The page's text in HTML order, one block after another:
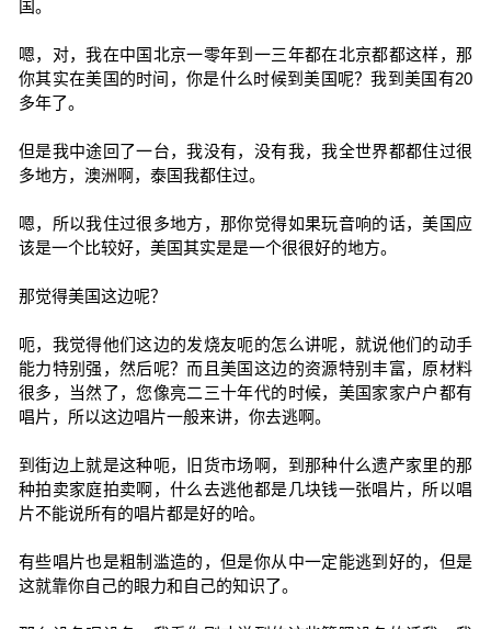
国。
嗯，对，我在中国北京一零年到一三年都在北京都都这样，那
你其实在美国的时间，你是什么时候到美国呢？我到美国有20
多年了。
但是我中途回了一台，我没有，没有我，我全世界都都住过很
多地方，澳洲啊，泰国我都住过。
嗯，所以我住过很多地方，那你觉得如果玩音响的话，美国应
该是一个比较好，美国其实是是一个很很好的地方。
那觉得美国这边呢？
呃，我觉得他们这边的发烧友呃的怎么讲呢，就说他们的动手
能力特别强，然后呢？而且美国这边的资源特别丰富，原材料
很多，当然了，您像亮二三十年代的时候，美国家家户户都有
唱片，所以这边唱片一般来讲，你去逃啊。
到街边上就是这种呃，旧货市场啊，到那种什么遗产家里的那
种拍卖家庭拍卖啊，什么去逃他都是几块钱一张唱片，所以唱
片不能说所有的唱片都是好的哈。
有些唱片也是粗制滥造的，但是你从中一定能逃到好的，但是
这就靠你自己的眼力和自己的知识了。